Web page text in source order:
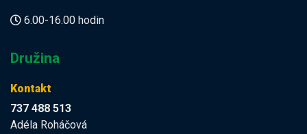
6.00-16.00 hodin
Družina
Kontakt
737 488 513
Adéla Roháčová